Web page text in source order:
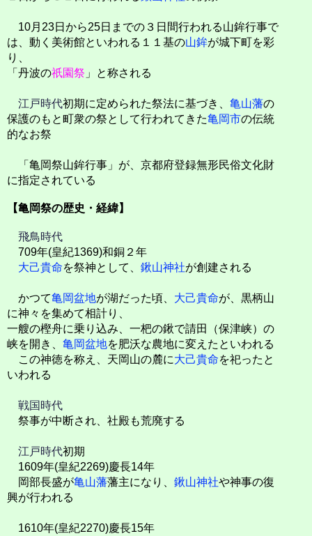
10月23日から25日までの３日間行われる山鉾行事で
は、動く美術館といわれる１１基の山鉾が城下町を彩
り、
「丹波の祇園祭 」と称される
江戸時代初期に定められた祭法に基づき、 亀山藩の
保護のもと町衆の祭として行われてきた亀岡市の伝統
的なお祭
「亀岡祭山鉾行事」が、京都府登録無形民俗文化財
に指定されている
【亀岡祭の歴史・経緯】
飛鳥時代
709年(皇紀1369)和銅２年
大己貴命を祭神として、 鍬山神社が創建される
かつて亀岡盆地が湖だった頃、 大己貴命が、黒柄山
に神々を集めて相計り、
一艘の樫舟に乗り込み、一杷の鍬で請田（保津峡）の
峡を開き、 亀岡盆地を肥沃な農地に変えたといわれる
この神徳を称え、天岡山の麓に大己貴命を祀ったと
いわれる
戦国時代
祭事が中断され、社殿も荒廃する
江戸時代初期
1609年(皇紀2269)慶長14年
岡部長盛が亀山藩藩主になり、 鍬山神社や神事の復
興が行われる
1610年(皇紀2270)慶長15年